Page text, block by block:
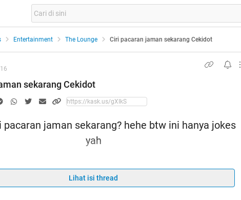
Entertainment The Lounge Ciri pacaran jaman sekarang Cekidot
sekarang Cekidot
pacaran jaman sekarang? hehe btw ini hanya jokes
yah
no repost:
Lihat isi thread